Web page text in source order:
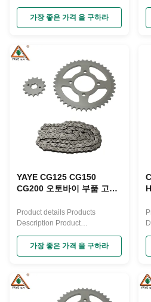
CG GS GN CGL CD 110 AX100
CBT 125 Product Paramenters
가장 좋은 가격 을 구하라
YAYE CG125 CG150
CG200 오토바이 부품 고품
오토바이 체인 및 스프로킷
키트
Product details Products
Description Product
Paramenters Product NameCG
Motorcycle Sprocket
ChainMaterialSteelQualityA-
Advantages FAQ
가장 좋은 가격 을 구하라